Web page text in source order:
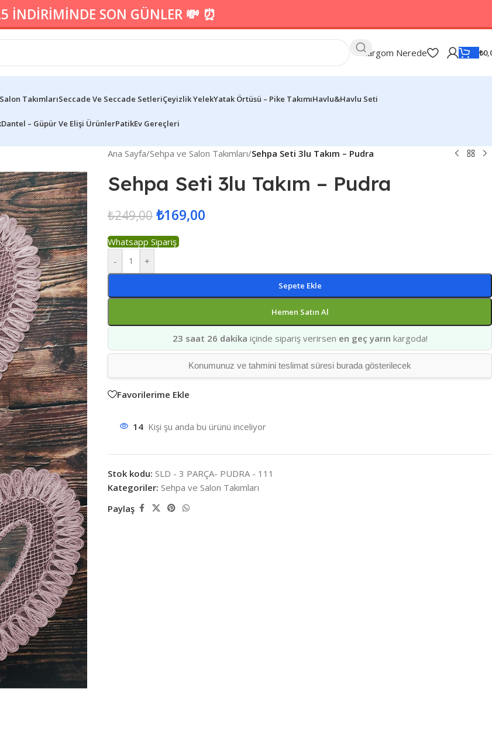
İNDİRİMİNDE SON GÜNLER 💸 ⏰
Kargom Nerede ₺
TakımlarıSeccade Ve Seccade SetleriÇeyizlik YelekYatak Örtüsü – Pike TakımıHavlu&Havlu Seti
Dantel – Güpür Ve Elişi ÜrünlerPatikEv Gereçleri
Ana Sayfa/Sehpa ve Salon Takımları/Sehpa Seti 3lu Takım – Pudra
Sehpa Seti 3lu Takım – Pudra
₺249,00 ₺169,00
Whatsapp Sipariş
-
+
Sepete Ekle
Hemen Satın Al
23 saat 26 dakika içinde sipariş verirsen en geç yarın kargoda!
Konumunuz ve tahmini teslimat süresi burada gösterilecek
Favorilerime Ekle
14 Kişi şu anda bu ürünü inceliyor
Stok kodu: SLD - 3 PARÇA- PUDRA - 111
Kategoriler: Sehpa ve Salon Takımları
Paylaş